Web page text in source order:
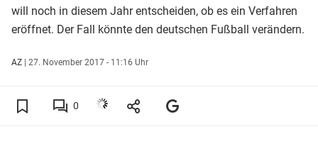
will noch in diesem Jahr entscheiden, ob es ein Verfahren
eröffnet. Der Fall könnte den deutschen Fußball verändern.
AZ | 27. November 2017 - 11:16 Uhr
0